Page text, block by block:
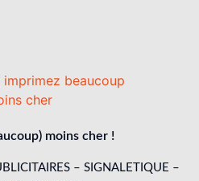
moins cher !
– SIGNALETIQUE –